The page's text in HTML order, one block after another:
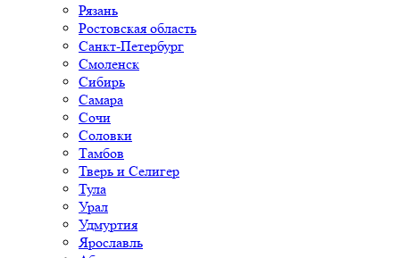
Рязань
Ростовская область
Санкт-Петербург
Смоленск
Сибирь
Самара
Сочи
Соловки
Тамбов
Тверь и Селигер
Тула
Урал
Удмуртия
Ярославль